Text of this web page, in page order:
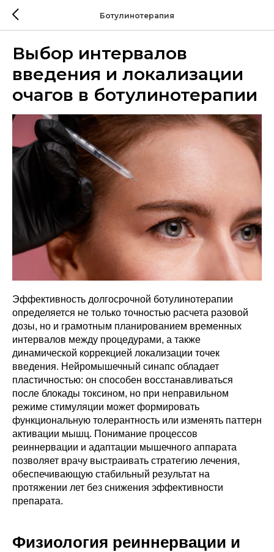
Ботулинотерапия
Выбор интервалов
введения и локализации
очагов в ботулинотерапии
Эффективность долгосрочной ботулинотерапии
определяется не только точностью расчета разовой
дозы, но и грамотным планированием временных
интервалов между процедурами, а также
динамической коррекцией локализации точек
введения. Нейромышечный синапс обладает
пластичностью: он способен восстанавливаться
после блокады токсином, но при неправильном
режиме стимуляции может формировать
функциональную толерантность или изменять паттерн
активации мышц. Понимание процессов
реиннервации и адаптации мышечного аппарата
позволяет врачу выстраивать стратегию лечения,
обеспечивающую стабильный результат на
протяжении лет без снижения эффективности
препарата.
Физиология реиннервации и